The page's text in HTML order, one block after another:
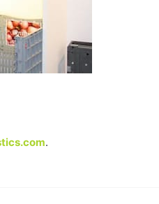
.